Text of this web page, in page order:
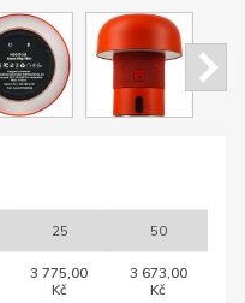
25 50
3 775,00
Kč
3 673,00
Kč